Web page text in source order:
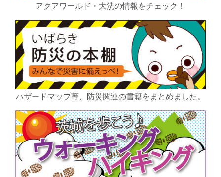
アクアワールド・大洗の情報をチェック！
ハザードマップ等、防災関連の書籍をまとめました。